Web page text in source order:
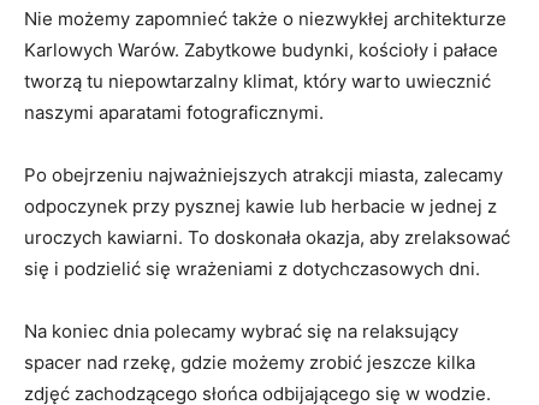
Nie możemy zapomnieć także o niezwykłej architekturze
Karlowych⁤ Warów. Zabytkowe budynki, kościoły i⁤ pałace
tworzą​ tu niepowtarzalny ⁢klimat, który warto​ uwiecznić
naszymi aparatami‍ fotograficznymi.
Po obejrzeniu najważniejszych⁤ atrakcji miasta, zalecamy
odpoczynek przy ‍pysznej kawie‍ lub herbacie w jednej z
uroczych kawiarni.⁣ To doskonała okazja, aby‍ zrelaksować‍
się i podzielić się wrażeniami z dotychczasowych‍ dni.
Na koniec dnia polecamy wybrać się‌ na relaksujący ​
spacer nad rzekę,​ gdzie‍ możemy zrobić jeszcze kilka
zdjęć zachodzącego słońca odbijającego się w wodzie.